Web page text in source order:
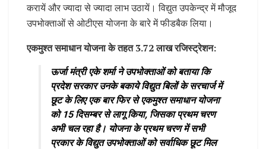
करायें और ज्यादा से ज्यादा लाभ उठायें। विद्युत उपकेन्द्र में मौजूद
उपभोक्ताओं से ओटीएस योजना के बारे में फीडबैक लिया।
एकमुश्त समाधान योजना के तहत 3.72 लाख रजिस्ट्रेशन:
ऊर्जा मंत्री एके शर्मा ने उपभोक्ताओं को बताया कि
प्रदेश सरकार उनके बकाये विद्युत बिलों के सरचार्ज में
छूट के लिए एक बार फिर से एकमुश्त समाधान योजना
को 15 दिसम्बर से लागू किया, जिसका प्रथम चरण
अभी चल रहा है। योजना के प्रथम चरण में सभी
प्रकार के विद्युत उपभोक्ताओं को सर्वाधिक छूट मिल